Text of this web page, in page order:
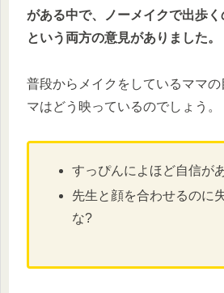
がある中で、ノーメイクで出歩
という両方の意見がありました。
普段からメイクをしているママ
マはどう映っているのでしょう。
すっぴんによほど自信が
先生と顔を合わせるのに
な?